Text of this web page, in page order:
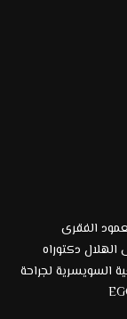
الفقرى
دكتوراه
السويسرية لجراحة